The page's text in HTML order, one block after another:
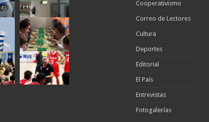
Cooperativismo
Correo de Lectores
Cultura
Deportes
Editorial
El País
Entrevistas
Fotogalerías